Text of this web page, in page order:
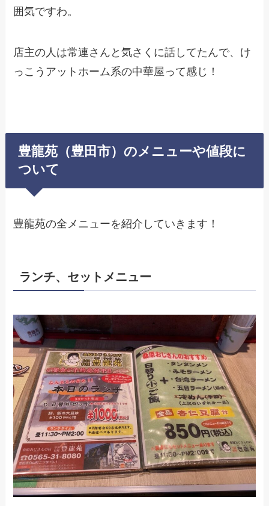
囲気ですわ。
店主の人は常連さんと気さくに話してたんで、け
っこうアットホーム系の中華屋って感じ！
豊龍苑（豊田市）のメニューや値段に
ついて
豊龍苑の全メニューを紹介していきます！
ランチ、セットメニュー